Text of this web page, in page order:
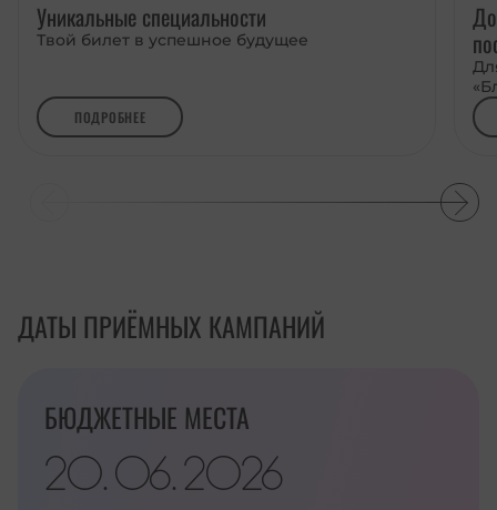
Уникальные специальности
Твой билет в успешное будущее
ПОДРОБНЕЕ
ДАТЫ ПРИЁМНЫХ КАМПАНИЙ
БЮДЖЕТНЫЕ МЕСТА
20 06 2026